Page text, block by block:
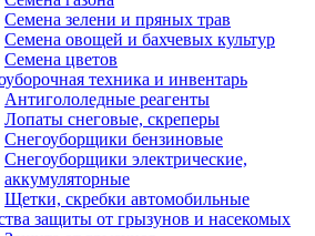
Семена зелени и пряных трав
Семена овощей и бахчевых культур
Семена цветов
техника и инвентарь
Антигололедные реагенты
Лопаты снеговые, скреперы
Снегоуборщики бензиновые
Снегоуборщики электрические,
аккумуляторные
Щетки, скребки автомобильные
защиты от грызунов и насекомых